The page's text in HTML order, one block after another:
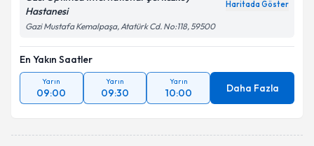
Hastanesi
Haritada Göster
Gazi Mustafa Kemalpaşa, Atatürk Cd. No:118, 59500
En Yakın Saatler
Yarın
09:00
Yarın
09:30
Yarın
10:00 Daha Fazla